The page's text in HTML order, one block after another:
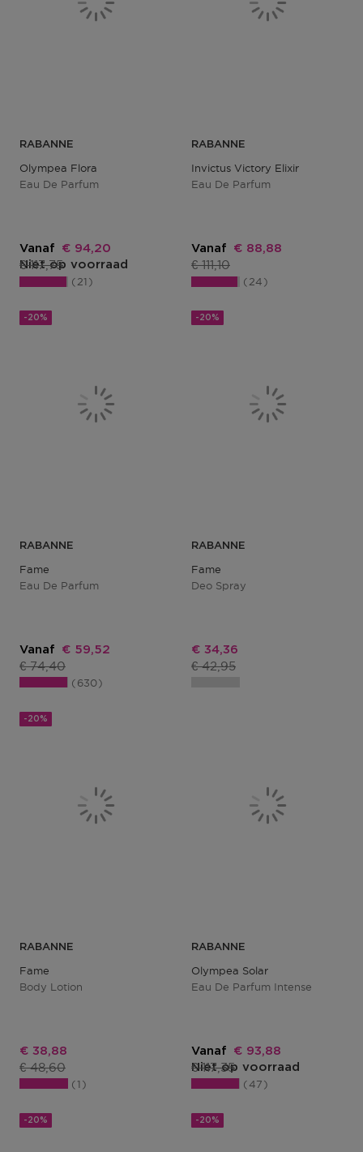
Niet op voorraad
RABANNE
Olympea Flora
Eau De Parfum
Vanaf Kortingsprijs
€ 94,20
Productprijs
€ 117,75
21
RABANNE
Invictus Victory Elixir
Eau De Parfum
Vanaf Kortingsprijs
€ 88,88
Productprijs
€ 111,10
24
-20%
RABANNE
Fame
Eau De Parfum
Vanaf Kortingsprijs
€ 59,52
Productprijs
€ 74,40
630
-20%
RABANNE
Fame
Deo Spray
Kortingsprijs
€ 34,36
Productprijs
€ 42,95
-20%
RABANNE
Fame
Body Lotion
Kortingsprijs
€ 38,88
Productprijs
€ 48,60
1
Niet op voorraad
RABANNE
Olympea Solar
Eau De Parfum Intense
Vanaf Kortingsprijs
€ 93,88
Productprijs
€ 117,35
47
-20% -20%